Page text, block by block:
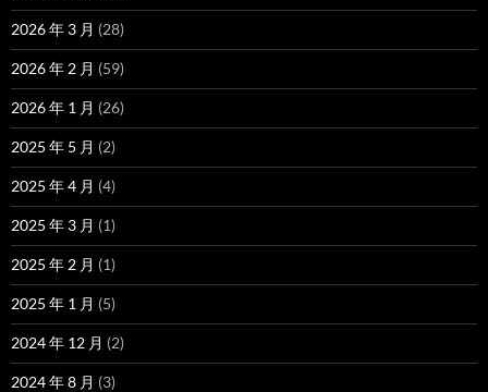
2026 年 3 月 (28)
2026 年 2 月 (59)
2026 年 1 月 (26)
2025 年 5 月 (2)
2025 年 4 月 (4)
2025 年 3 月 (1)
2025 年 2 月 (1)
2025 年 1 月 (5)
2024 年 12 月 (2)
2024 年 8 月 (3)